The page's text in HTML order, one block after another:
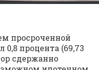
просроченной
0,8 процента (69,73
сдержанно